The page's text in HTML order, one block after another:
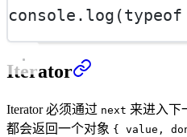
console. log (typeof
Iterator
Iterator 必须通过 next 来进入下
都会返回一个对象 { value,